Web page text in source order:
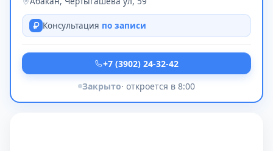
Консультация по записи
+7 (3902) 24-32-42
Закрыто· откроется в 8:00